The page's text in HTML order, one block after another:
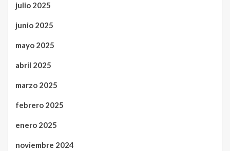
julio 2025
junio 2025
mayo 2025
abril 2025
marzo 2025
febrero 2025
enero 2025
noviembre 2024